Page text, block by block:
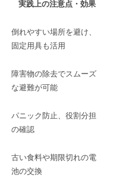
実践上の注意点・効果
倒れやすい場所を避け、
固定用具も活用
障害物の除去でスムーズ
な避難が可能
パニック防止、役割分担
の確認
古い食料や期限切れの電
池の交換